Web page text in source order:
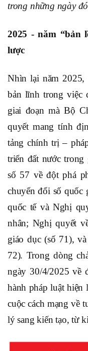
trong những ngày
2025 - năm “bản
lược
Nhìn lại năm 2025,
bản lĩnh trong việc
giai đoạn mà Bộ
quyết mang tính
tảng chính trị –
triển đất nước
số 57 về đột phá
chuyển đổi số quốc
quốc tế và Nghị
nhân; Nghị quyết
giáo dục (số 71),
72). Trong dòng
ngày 30/4/2025 về
hành pháp luật hiện
cuộc cách mạng về
lý sang kiến tạo, từ